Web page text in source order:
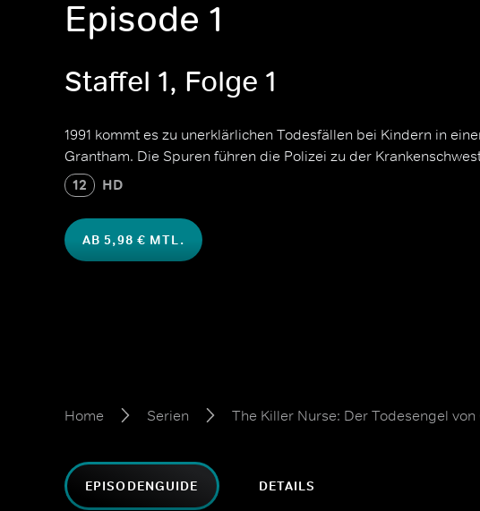
Episode 1
Staffel 1, Folge 1
1991 kommt es zu unerklärlichen Todesfällen bei Kindern in
Grantham. Die Spuren führen die Polizei zu der
12 HD
AB 5,98 € MTL.
Home Serien The Killer Nurse: Der Todesengel von
EPISODENGUIDE DETAILS